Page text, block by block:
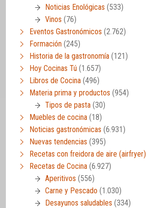
Noticias Enológicas (533)
Vinos (76)
Eventos Gastronómicos (2.762)
Formación (245)
Historia de la gastronomía (121)
Hoy Cocinas Tú (1.657)
Libros de Cocina (496)
Materia prima y productos (954)
Tipos de pasta (30)
Muebles de cocina (18)
Noticias gastronómicas (6.931)
Nuevas tendencias (395)
Recetas con freidora de aire (airfryer)
Recetas de Cocina (6.927)
Aperitivos (556)
Carne y Pescado (1.030)
Desayunos saludables (334)